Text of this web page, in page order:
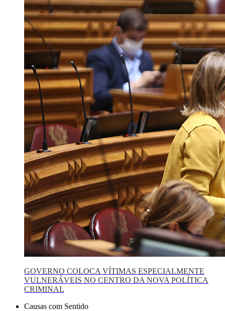
GOVERNO COLOCA VÍTIMAS ESPECIALMENTE
VULNERÁVEIS NO CENTRO DA NOVA POLÍTICA
CRIMINAL
Causas com Sentido